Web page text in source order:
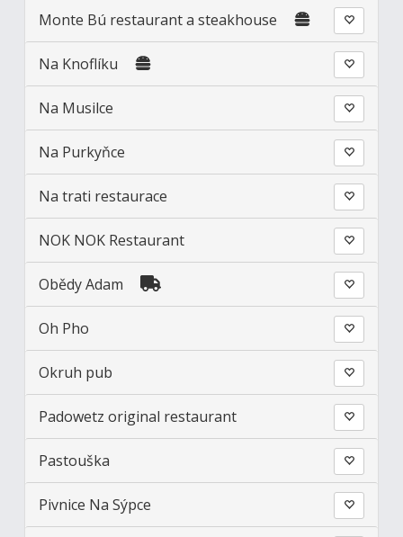
Monte Bú restaurant a steakhouse
Na Knoflíku
Na Musilce
Na Purkyňce
Na trati restaurace
NOK NOK Restaurant
Obědy Adam
Oh Pho
Okruh pub
Padowetz original restaurant
Pastouška
Pivnice Na Sýpce